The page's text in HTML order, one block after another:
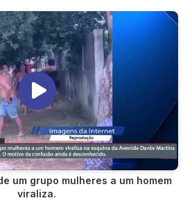
um grupo mulheres a um homem
viraliza.